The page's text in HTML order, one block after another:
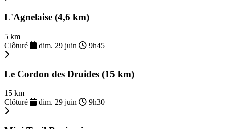
L'Agnelaise (4,6 km)
5 km
Clôturé
dim. 29 juin 9h45
Le Cordon des Druides (15 km)
15 km
Clôturé
dim. 29 juin 9h30